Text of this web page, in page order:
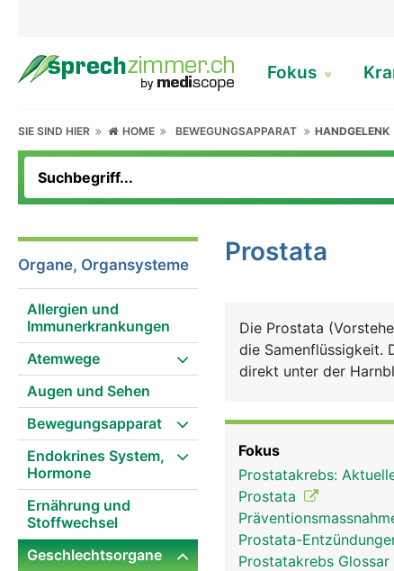
Fokus
SIE SIND HIER HOME BEWEGUNGSAPPARAT HANDGELENK
Organe, Organsysteme
Allergien und
Immunerkrankungen
Atemwege
Augen und Sehen
Bewegungsapparat
Endokrines System,
Hormone
Ernährung und
Stoffwechsel
Geschlechtsorgane
Prostata
Die Prostata
die Samenflüssigkeit.
direkt unter der
Enzyme, die für eine
Alter vergrössert sich
Fokus
Prostatakrebs:
Prostata
Prostata-
Prostatakrebs Glossar